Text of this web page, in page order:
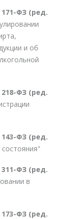
171-ФЗ (ред.
и об
218-ФЗ (ред.
143-ФЗ (ред.
311-ФЗ (ред.
в
173-ФЗ (ред.